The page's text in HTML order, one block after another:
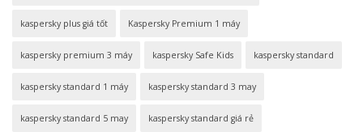
kaspersky plus giá tốt Kaspersky Premium 1 máy
kaspersky premium 3 máy kaspersky Safe Kids kaspersky standard
kaspersky standard 1 máy kaspersky standard 3 may
kaspersky standard 5 may kaspersky standard giá rẻ